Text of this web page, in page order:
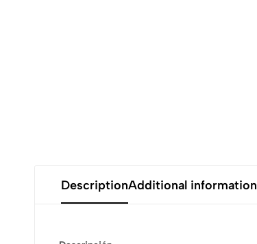
DescriptionAdditional information